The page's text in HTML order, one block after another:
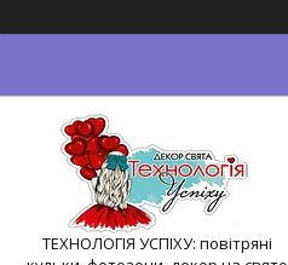
ТЕХНОЛОГІЯ УСПІХУ: повітряні